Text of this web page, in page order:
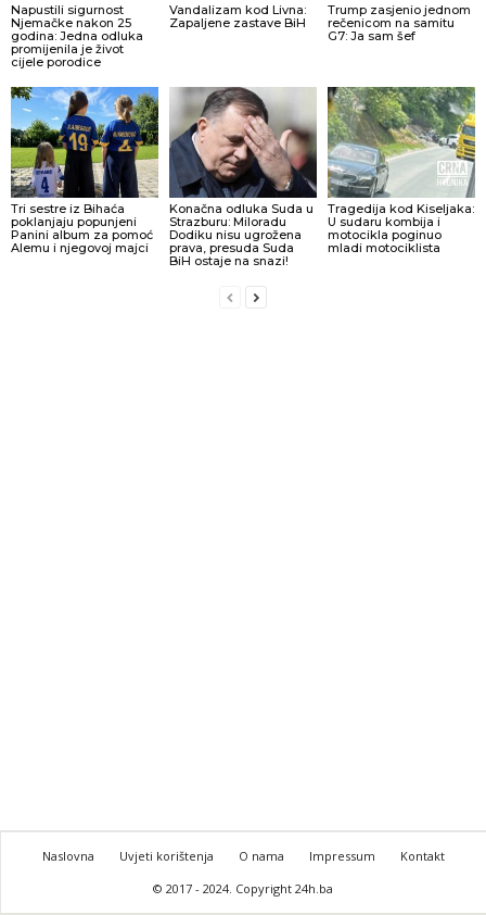
Napustili sigurnost
Njemačke nakon 25
godina: Jedna odluka
promijenila je život
cijele porodice
Vandalizam kod Livna:
Zapaljene zastave BiH
Trump zasjenio jednom
rečenicom na samitu
G7: Ja sam šef
Tri sestre iz Bihaća
poklanjaju popunjeni
Panini album za pomoć
Alemu i njegovoj majci
Konačna odluka Suda u
Strazburu: Miloradu
Dodiku nisu ugrožena
prava, presuda Suda
BiH ostaje na snazi!
Tragedija kod Kiseljaka:
U sudaru kombija i
motocikla poginuo
mladi motociklista
Naslovna Uvjeti korištenja O nama Impressum
Kontakt
© 2017 - 2024. Copyright 24h.ba